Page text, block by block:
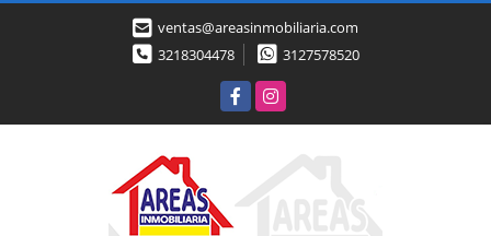
ventas@areasinmobiliaria.com
3218304478
3127578520
FacebookInstagram